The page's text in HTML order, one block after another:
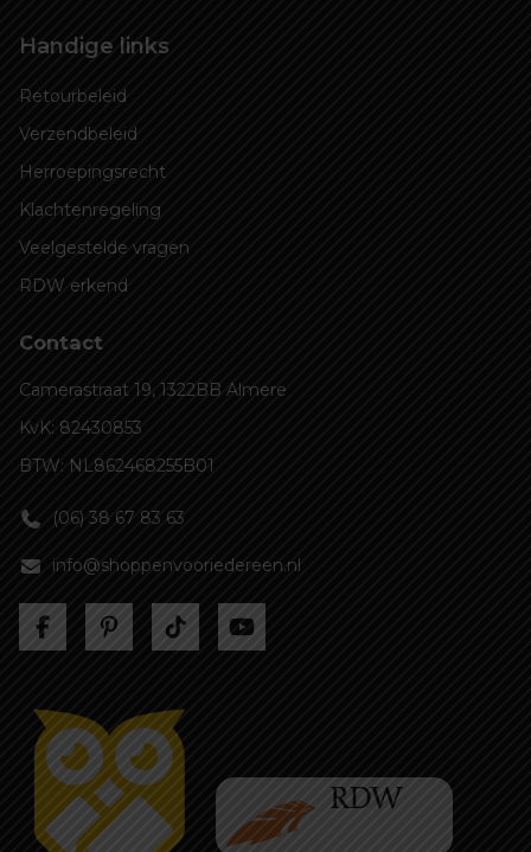
Handige links
Retourbeleid
Verzendbeleid
Herroepingsrecht
Klachtenregeling
Veelgestelde vragen
RDW erkend
Contact
Camerastraat 19, 1322BB Almere
KvK: 82430853
BTW: NL862468255B01
(06) 38 67 83 63
info@shoppenvooriedereen.nl